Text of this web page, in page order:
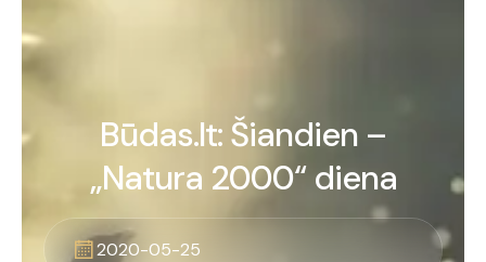
Būdas.lt: Šiandien –
„Natura 2000“ diena
2020-05-25